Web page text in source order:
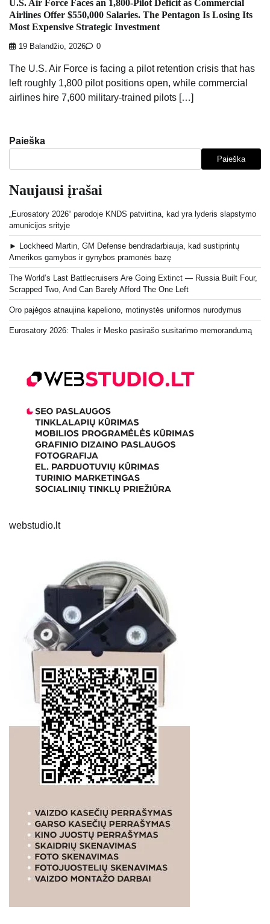
U.S. Air Force Faces an 1,800-Pilot Deficit as Commercial
Airlines Offer $550,000 Salaries. The Pentagon Is Losing Its
Most Expensive Strategic Investment
19 Balandžio, 2026 0
The U.S. Air Force is facing a pilot retention crisis that has
left roughly 1,800 pilot positions open, while commercial
airlines hire 7,600 military-trained pilots […]
Paieška
Paieška
Naujausi įrašai
„Eurosatory 2026“ parodoje KNDS patvirtina, kad yra lyderis slapstymo
amunicijos srityje
► Lockheed Martin, GM Defense bendradarbiauja, kad sustiprintų
Amerikos gamybos ir gynybos pramonės bazę
The World’s Last Battlecruisers Are Going Extinct — Russia Built Four,
Scrapped Two, And Can Barely Afford The One Left
Oro pajėgos atnaujina kapeliono, motinystės uniformos nurodymus
Eurosatory 2026: Thales ir Mesko pasirašo susitarimo memorandumą
webstudio.lt